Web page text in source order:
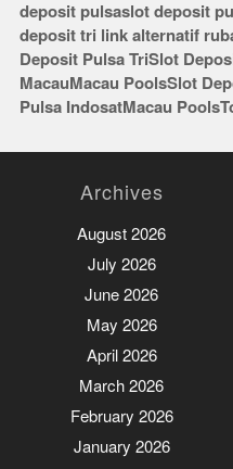
deposit pulsaslot deposit
deposit tri link alternatif
Deposit Pulsa TriSlot
MacauMacau PoolsSlot
Pulsa IndosatMacau Pools
Archives
August 2026
July 2026
June 2026
May 2026
April 2026
March 2026
February 2026
January 2026